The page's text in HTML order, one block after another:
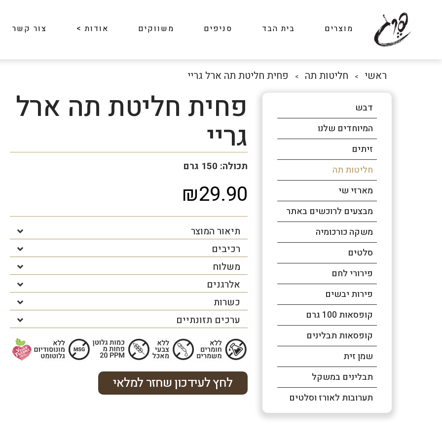
מוצרים בית הבד סניפים משווקים אודות> צור קשר
ראשי > חליטות תה > פחית חליטת תה ארל גריי
פחית חליטת תה ארל
גריי
תכולה: 150 גרם
₪29.90
תיאור המוצר
רכיבים
משלוח
אלרגנים
כשרות
ערכים תזונתיים
לחץ לעידכון שחזר למלאי
דבש
המיוחדים שלנו
זיתים
חליטות תה
מארזי שי
מבצעים לרוכשים באתר
משקה כורכומיה
סלטים
פירורי לחם
פירות יבשים
קופסאות 100 גרם
קופסאות תבלינים
שמן זית
תבלינים במשקל
תערובות לאורז וסלטים